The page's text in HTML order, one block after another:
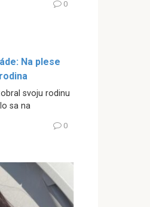
0
Na plese
svoju rodinu
sa na
0